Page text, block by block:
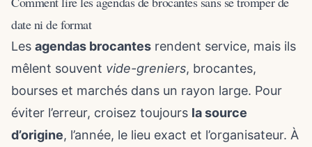
date ni de format
Les agendas brocantes rendent service, mais ils
mêlent souvent vide-greniers, brocantes,
bourses et marchés dans un rayon large. Pour
éviter l’erreur, croisez toujours la source
d’origine, l’année, le lieu exact et l’organisateur. À